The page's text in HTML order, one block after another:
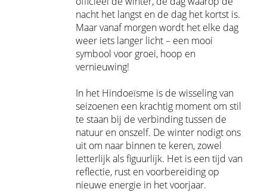
nacht het langst en de dag het kortst is.
Maar vanaf morgen wordt het elke dag
weer iets langer licht – een mooi
symbool voor groei, hoop en
vernieuwing!
In het Hindoeïsme is de wisseling van
seizoenen een krachtig moment om stil
te staan bij de verbinding tussen de
natuur en onszelf. De winter nodigt ons
uit om naar binnen te keren, zowel
letterlijk als figuurlijk. Het is een tijd van
reflectie, rust en voorbereiding op
nieuwe energie in het voorjaar.